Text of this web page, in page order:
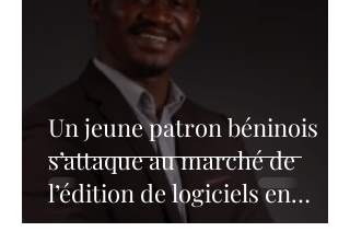
Un jeune patron béninois
s’attaque au marché de
l’édition de logiciels en
pharmacie